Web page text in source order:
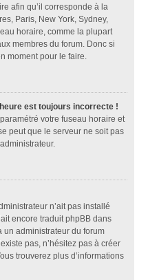
afin qu’il corresponde à la
Paris, New York, Sydney,
horaire, comme la plupart
membres du forum. Donc si
moment pour le faire.
est toujours incorrecte !
votre fuseau horaire et
peut que le serveur ne soit pas
n’ait pas installé
encore traduit phpBB dans
un administrateur du forum
pas, n’hésitez pas à créer
trouverez plus d’informations